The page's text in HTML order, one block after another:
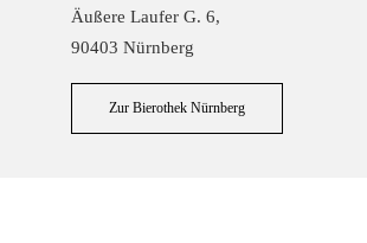
Äußere Laufer G. 6,
90403 Nürnberg
Zur Bierothek Nürnberg